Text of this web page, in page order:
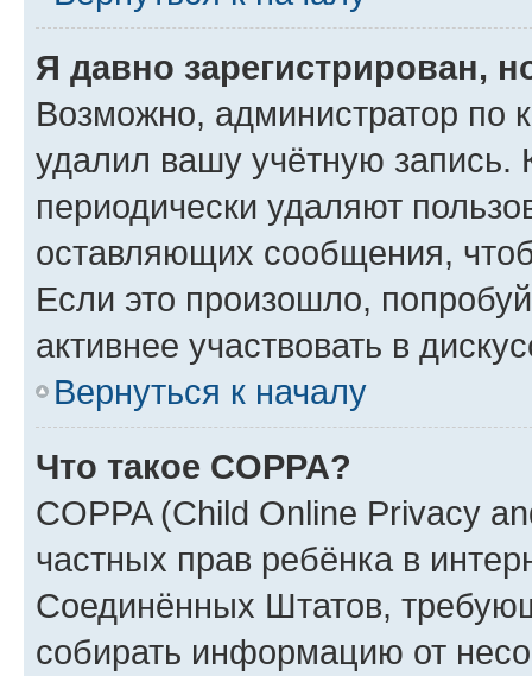
Я давно зарегистрирован,
Возможно, администратор по
удалил вашу учётную запись.
периодически удаляют
оставляющих сообщения,
Если это произошло,
активнее участвовать в
Вернуться к началу
Что такое COPPA?
COPPA (Child Online Privacy
частных прав ребёнка в
Соединённых Штатов,
собирать информацию от